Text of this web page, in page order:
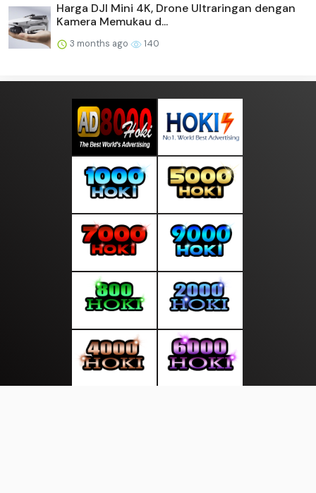
Harga DJI Mini 4K, Drone Ultraringan dengan
Kamera Memukau d...
3 months ago 140